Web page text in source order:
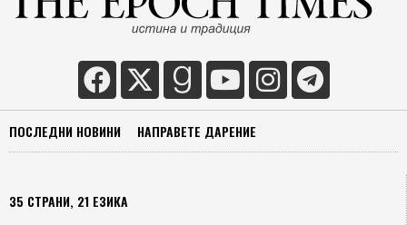
ПОСЛЕДНИ НОВИНИ НАПРАВЕТЕ ДАРЕНИЕ
35 СТРАНИ, 21 ЕЗИКА